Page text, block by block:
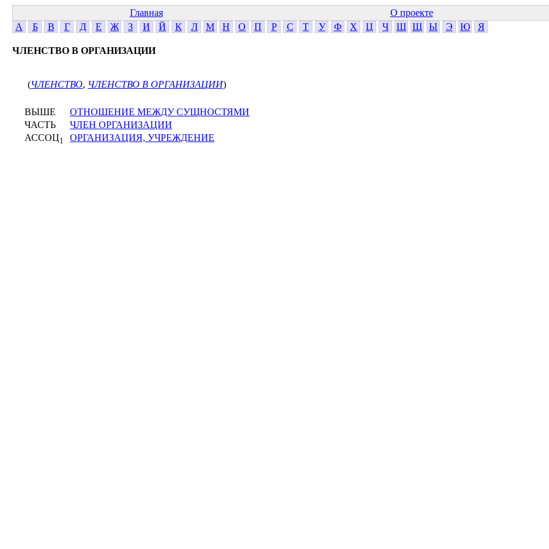
Главная О проекте
А
Б В Г Д Е Ж З И Й К Л М Н О П Р С Т У Ф Х Ц Ч Ш Щ Ы Э Ю Я
ЧЛЕНСТВО В ОРГАНИЗАЦИИ
(ЧЛЕНСТВО, ЧЛЕНСТВО В ОРГАНИЗАЦИИ)
ВЫШЕ
ОТНОШЕНИЕ МЕЖДУ СУЩНОСТЯМИ
ЧАСТЬ
ЧЛЕН ОРГАНИЗАЦИИ
АССОЦ1 ОРГАНИЗАЦИЯ, УЧРЕЖДЕНИЕ